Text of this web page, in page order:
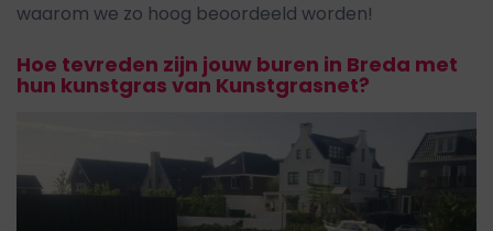
waarom we zo hoog beoordeeld worden!
Hoe tevreden zijn jouw buren in Breda met
hun kunstgras van Kunstgrasnet?